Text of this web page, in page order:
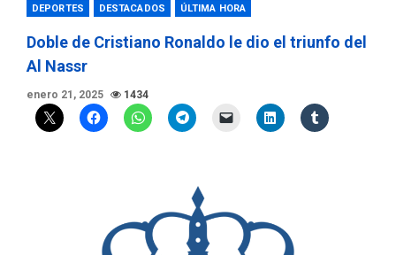
DEPORTES DESTACADOS ÚLTIMA HORA
Doble de Cristiano Ronaldo le dio el triunfo del
Al Nassr
enero 21, 2025 1434